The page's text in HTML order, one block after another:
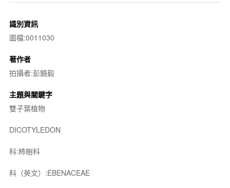
識別資訊
圖檔:0011030
著作者
拍攝者:彭鏡毅
主題與關鍵字
雙子葉植物
DICOTYLEDON
科:柿樹科
科（英文）:EBENACEAE